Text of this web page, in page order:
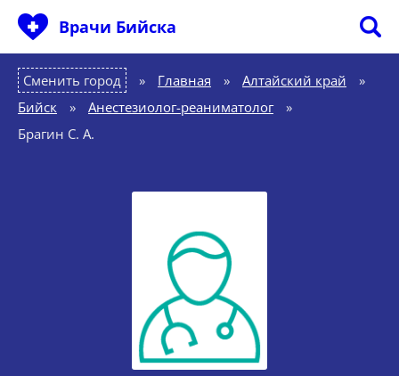
Врачи Бийска
Сменить город Главная » Алтайский край
»
Бийск
» Анестезиолог-реаниматолог
»
Брагин С. А.